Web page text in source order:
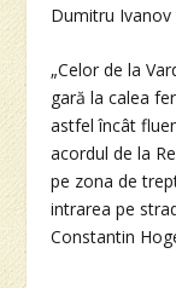
Dumitru Ivanov
„Celor de la
gară la calea
astfel încât
acordul de la
pe zona de
intrarea pe
Constantin